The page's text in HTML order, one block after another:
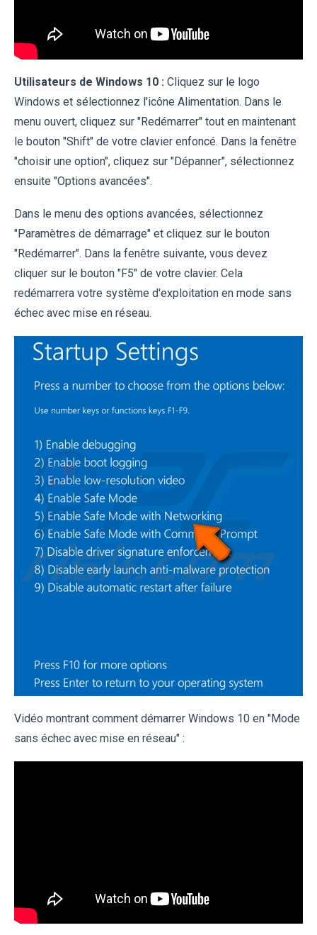
Utilisateurs de Windows 10 : Cliquez sur le logo
Windows et sélectionnez l'icône Alimentation. Dans le
menu ouvert, cliquez sur "Redémarrer" tout en maintenant
le bouton "Shift" de votre clavier enfoncé. Dans la fenêtre
"choisir une option", cliquez sur "Dépanner", sélectionnez
ensuite "Options avancées".
Dans le menu des options avancées, sélectionnez
"Paramètres de démarrage" et cliquez sur le bouton
"Redémarrer". Dans la fenêtre suivante, vous devez
cliquer sur le bouton "F5" de votre clavier. Cela
redémarrera votre système d'exploitation en mode sans
échec avec mise en réseau.
Vidéo montrant comment démarrer Windows 10 en "Mode
sans échec avec mise en réseau" :